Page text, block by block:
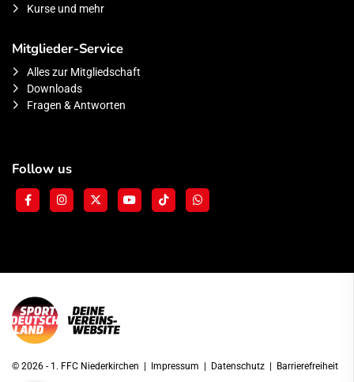
Kurse und mehr
Mitglieder-Service
Alles zur Mitgliedschaft
Downloads
Fragen & Antworten
Follow us
© 2026 - 1. FFC Niederkirchen | Impressum | Datenschutz | Barrierefreiheit